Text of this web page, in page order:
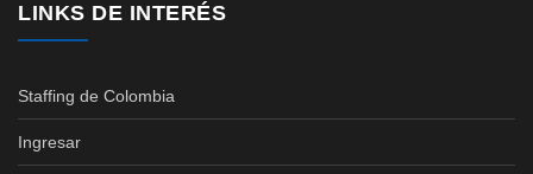
LINKS DE INTERÉS
Staffing de Colombia
Ingresar